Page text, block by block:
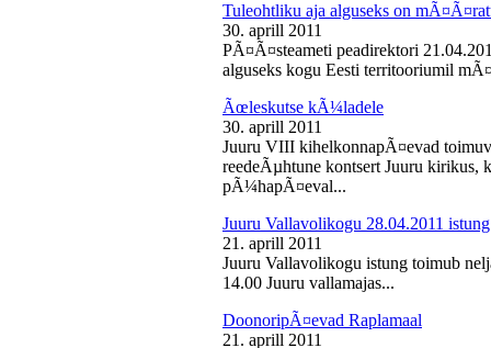
Tuleohtliku aja alguseks on
30. aprill 2011
PÃ¤Ã¤steameti peadirektori
alguseks kogu Eesti territooriumil
Ãœleskutse kÃ¼ladele
30. aprill 2011
Juuru VIII kihelkonnapÃ¤evad
reedeÃµhtune kontsert Juuru
pÃ¼hapÃ¤eval...
Juuru Vallavolikogu 28.04.2011 istung
21. aprill 2011
Juuru Vallavolikogu istung toimub
14.00 Juuru vallamajas...
DoonoripÃ¤evad Raplamaal
21. aprill 2011